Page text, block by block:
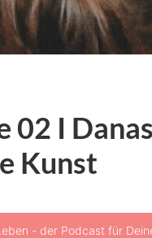
02 I
Kunst